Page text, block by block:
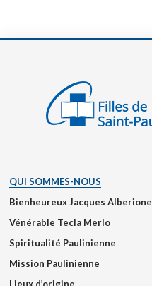
QUI SOMMES-NOUS
Bienheureux Jacques Alberione
Vénérable Tecla Merlo
Spiritualité Paulinienne
Mission Paulinienne